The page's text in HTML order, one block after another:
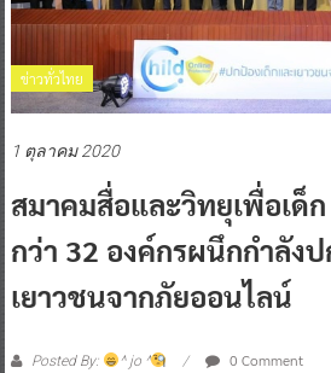
ข่าวทั่วไทย
1 ตุลาคม 2020
สมาคมสื่อและวิทยุเพื่อเด็
กว่า 32 องค์กรผนึกกำลัง
เยาวชนจากภัยออนไลน์
Posted By: ^ jo ^ 0 Comment